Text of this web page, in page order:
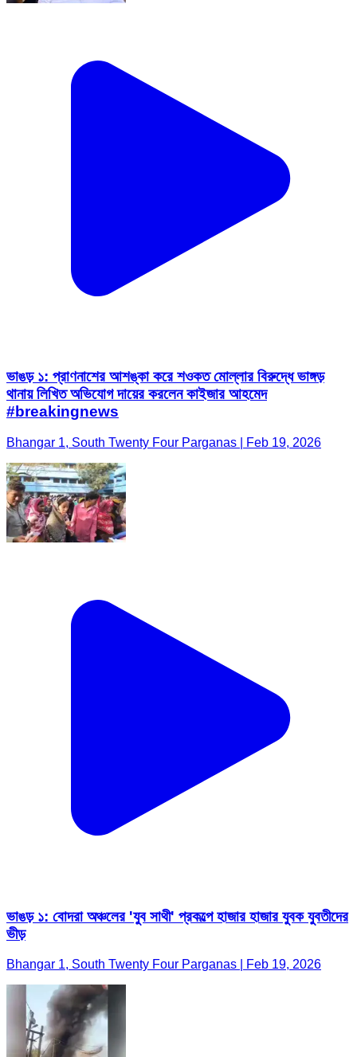
ভাঙড় ১: প্রাণনাশের আশঙ্কা করে শওকত মোল্লার বিরুদ্ধে ভাঙ্গড়
থানায় লিখিত অভিযোগ দায়ের করলেন কাইজার আহমেদ
#breakingnews
Bhangar 1, South Twenty Four Parganas | Feb 19, 2026
ভাঙড় ১: বোদরা অঞ্চলের 'যুব সাথী' প্রকল্পে হাজার হাজার যুবক যুবতীদের
ভীড়
Bhangar 1, South Twenty Four Parganas | Feb 19, 2026